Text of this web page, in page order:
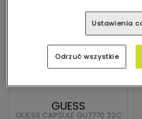
DODAJ DO KOSZYKA
GUESS
GUESS CAPSULE GU7770 32C
Ustawienia
Odrzuć wszystkie